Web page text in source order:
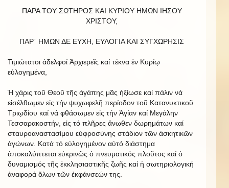
ΠΑΡΑ ΤΟΥ ΣΩΤΗΡΟΣ ΚΑΙ ΚΥΡΙΟΥ ΗΜΩΝ ΙΗΣΟΥ
ΧΡΙΣΤΟΥ,
ΠΑΡ᾿ HΜΩΝ ΔΕ ΕΥΧΗ, ΕΥΛΟΓΙΑ ΚΑΙ ΣΥΓΧΩΡΗΣΙΣ
Τιμιώτατοι ἀδελφοί Ἀρχιερεῖς καί τέκνα ἐν Κυρίῳ
εὐλογημένα,
Ἡ χάρις τοῦ Θεοῦ τῆς ἀγάπης μᾶς ἠξίωσε καί πάλιν νά
εἰσέλθωμεν εἰς τήν ψυχωφελῆ περίοδον τοῦ Κατανυκτικοῦ
Τριῳδίου καί νά φθάσωμεν εἰς τήν Ἁγίαν καί Μεγάλην
Τεσσαρακοστήν, εἰς τό πλῆρες ἄνωθεν δωρημάτων καί
σταυροαναστασίμου εὐφροσύνης στάδιον τῶν ἀσκητικῶν
ἀγώνων. Κατά τό εὐλογημένον αὐτό διάστημα
ἀποκαλύπτεται εὐκρινῶς ὁ πνευματικός πλοῦτος καί ὁ
δυναμισμός τῆς ἐκκλησιαστικῆς ζωῆς καί ἡ σωτηριολογική
ἀναφορά ὅλων τῶν ἐκφάνσεών της.